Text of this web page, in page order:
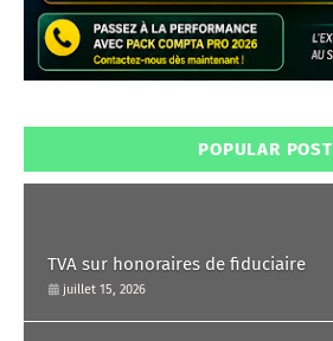
POPULAR POST
TVA sur honoraires de fiduciaire
juillet 15, 2026